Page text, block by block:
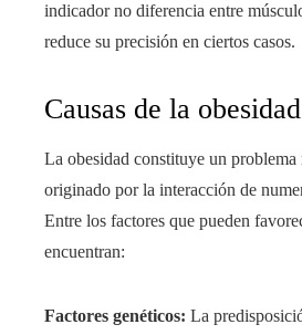
indicador no diferencia entre
reduce su precisión en ciertos casos.
Causas de la obesidad
La obesidad constituye un
originado por la interacción de
Entre los factores que pueden
encuentran:
Factores genéticos: La